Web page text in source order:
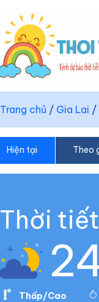
Trang chủ / Gia Lai /
Hiện tại Theo
Thời
Thấp/Cao